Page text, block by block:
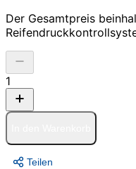
Der Gesamtpreis
1
Teilen